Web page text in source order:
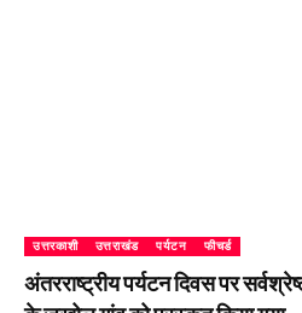
उत्तरकाशी उत्तराखंड पर्यटन फीचर्ड
अंतरराष्ट्रीय पर्यटन दिवस पर